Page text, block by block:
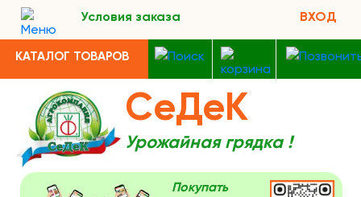
Условия заказа ВХОД
КАТАЛОГ ТОВАРОВ
СеДеК
Урожайная грядка !
Покупать